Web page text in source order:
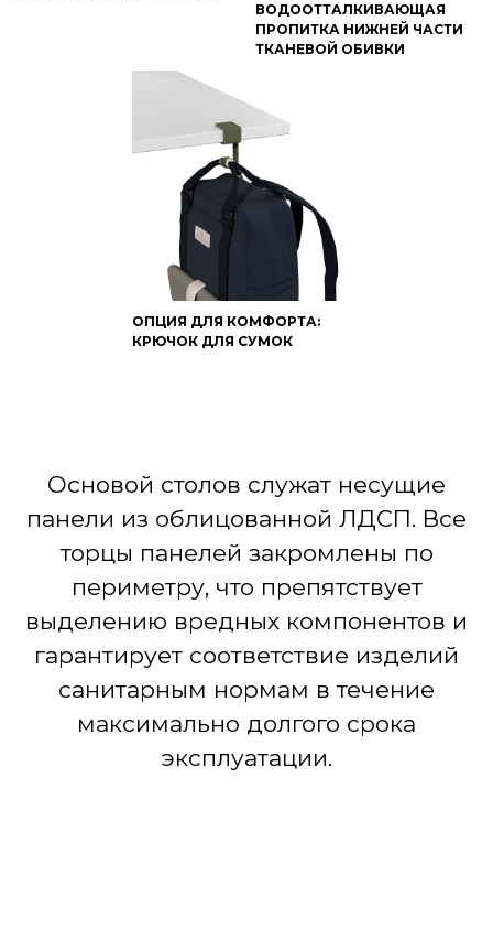
ВОДООТТАЛКИВАЮЩАЯ
ПРОПИТКА НИЖНЕЙ ЧАСТИ
ТКАНЕВОЙ ОБИВКИ
ОПЦИЯ ДЛЯ КОМФОРТА:
КРЮЧОК ДЛЯ СУМОК
Основой столов служат несущие
панели из облицованной ЛДСП. Все
торцы панелей закромлены по
периметру, что препятствует
выделению вредных компонентов и
гарантирует соответствие изделий
санитарным нормам в течение
максимально долгого срока
эксплуатации.